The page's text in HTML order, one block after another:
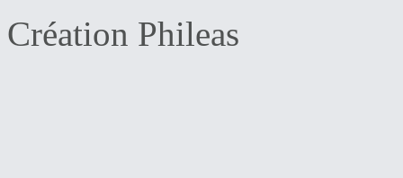
Création Phileas